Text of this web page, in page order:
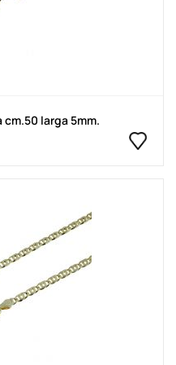
larga 5mm.